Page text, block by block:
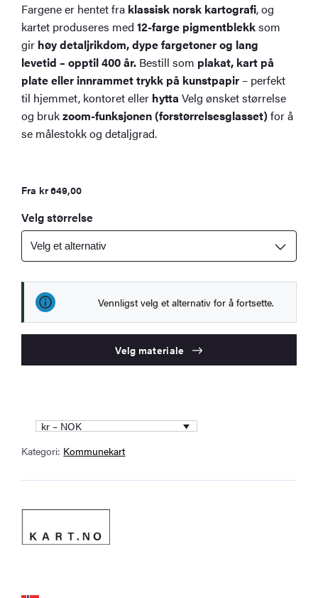
Fargene er hentet fra klassisk norsk kartografi, og
kartet produseres med12-farge pigmentblekksom
gir høy detaljrikdom, dype fargetoner og lang
levetid – opptil 400 år. Bestill som plakat, kart på
plate eller innrammet trykk på kunstpapir – perfekt
til hjemmet, kontoret eller hytta Velg ønsket størrelse
og brukzoom-funksjonen (forstørrelsesglasset)for å
se målestokk og detaljgrad.
Fra kr649,00
Velg størrelse
Vennligst velg et alternativ for å fortsette.
Velg materiale
kr – NOK
Kategori: Kommunekart